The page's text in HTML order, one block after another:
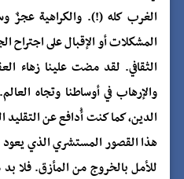
الغرب كله (!). والكراهية عجزٌ
المشكلات أو الإقبال على اجتراح
الثقافي. لقد مضت علينا زهاء
والإرهاب في أوساطنا وتجاه
الدين، كما كنت أُدافع عن التقليد
هذا القصور المستشري الذي يعود
للأمل بالخروج من المأزق. فلا